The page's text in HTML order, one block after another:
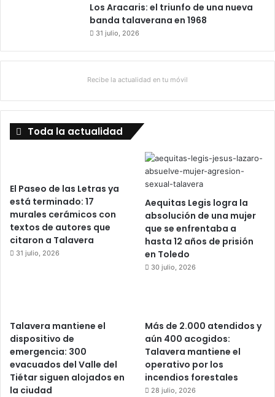
Los Aracaris: el triunfo de una nueva
banda talaverana en 1968
31 julio, 2026
Recibe la actualidad en tu móvil
Toda la actualidad
El Paseo de las Letras ya
está terminado: 17
murales cerámicos con
textos de autores que
citaron a Talavera
31 julio, 2026
Aequitas Legis logra la
absolución de una mujer
que se enfrentaba a
hasta 12 años de prisión
en Toledo
30 julio, 2026
Talavera mantiene el
dispositivo de
emergencia: 300
evacuados del Valle del
Tiétar siguen alojados en
la ciudad
Más de 2.000 atendidos y
aún 400 acogidos:
Talavera mantiene el
operativo por los
incendios forestales
28 julio, 2026